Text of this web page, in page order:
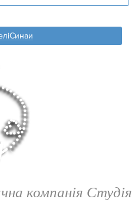
компанія Студія